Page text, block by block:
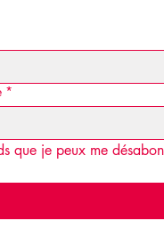
*
que je peux me